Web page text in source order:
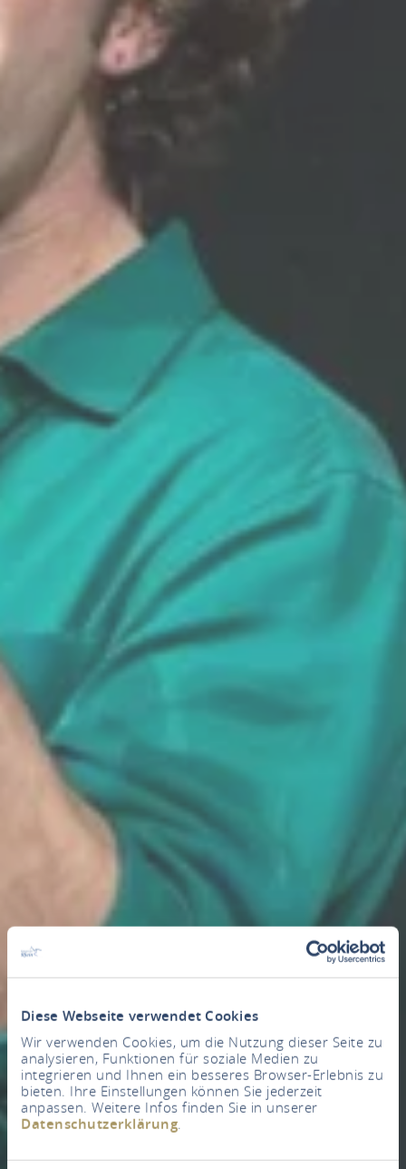
Diese Webseite verwendet Cookies
Wir verwenden Cookies, um die Nutzung dieser Seite zu
analysieren, Funktionen für soziale Medien zu
integrieren und Ihnen ein besseres Browser-Erlebnis zu
bieten. Ihre Einstellungen können Sie jederzeit
anpassen. Weitere Infos finden Sie in unserer
Datenschutzerklärung.